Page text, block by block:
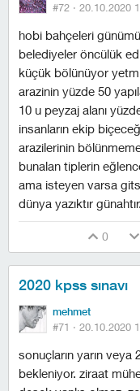
#72 · 20.10.2020
hobi bahçeleri
belediyeler öncülük
küçük bölünüyor
arazinin yüzde 50
10 u peyzaj alanı
insanların ekip
arazilerinin
bunalan tiplerin
ama isteyen varsa
dünya yazıktır günahtır.
0
2020 kpss sınavı
mehmet
#71 · 20.10.2020
sonuçların yarın veya
bekleniyor. ziraat